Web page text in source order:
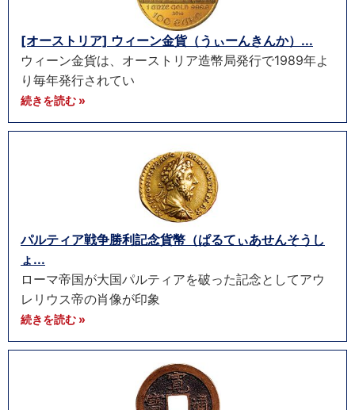
[オーストリア] ウィーン金貨（うぃーんきんか）...
ウィーン金貨は、オーストリア造幣局発行で1989年よ
り毎年発行されてい
続きを読む »
パルティア戦争勝利記念貨幣（ぱるてぃあせんそうし
ょ...
ローマ帝国が大国パルティアを破った記念としてアウ
レリウス帝の肖像が印象
続きを読む »